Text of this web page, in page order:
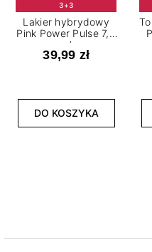
3+3
Lakier hybrydowy
Pink Power Pulse 7,2
ml
39,99 zł
DO KOSZYKA